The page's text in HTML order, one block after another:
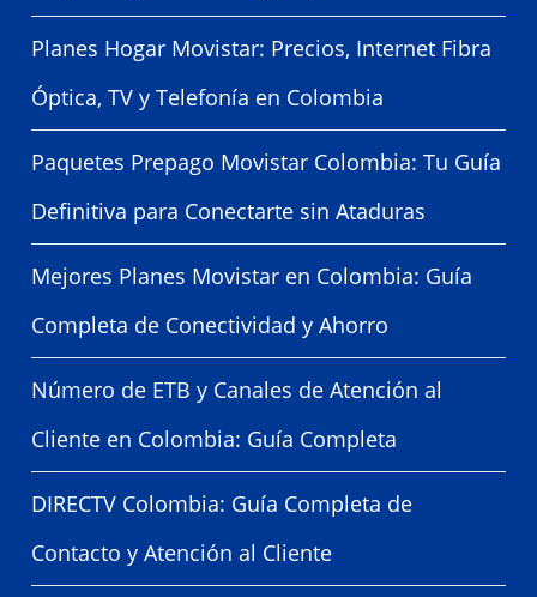
Planes Hogar Movistar: Precios, Internet Fibra
Óptica, TV y Telefonía en Colombia
Paquetes Prepago Movistar Colombia: Tu Guía
Definitiva para Conectarte sin Ataduras
Mejores Planes Movistar en Colombia: Guía
Completa de Conectividad y Ahorro
Número de ETB y Canales de Atención al
Cliente en Colombia: Guía Completa
DIRECTV Colombia: Guía Completa de
Contacto y Atención al Cliente